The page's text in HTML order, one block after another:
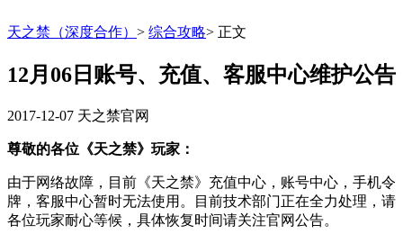
天之禁（深度合作） > 综合攻略> 正文
12月06日账号、充值、客服中心维护公告
2017-12-07 天之禁官网
尊敬的各位《天之禁》玩家：
由于网络故障，目前《天之禁》充值中心，账号中心，手机令
牌，客服中心暂时无法使用。目前技术部门正在全力处理，请
各位玩家耐心等候，具体恢复时间请关注官网公告。